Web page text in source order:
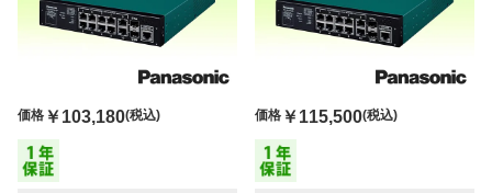
価格 ￥103,180(税込) 価格￥115,500(税込)